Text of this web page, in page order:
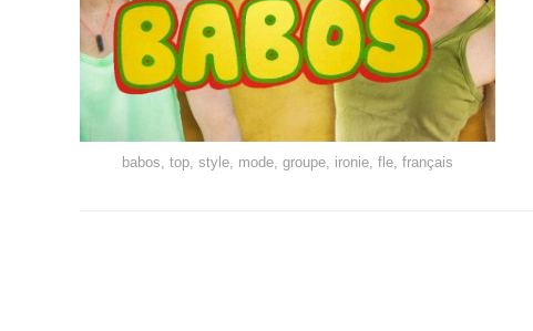
babos, top, style, mode, groupe, ironie, fle, français